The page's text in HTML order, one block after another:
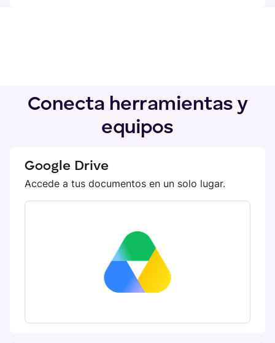
Conecta herramientas y
equipos
Google Drive
Accede a tus documentos en un solo lugar.